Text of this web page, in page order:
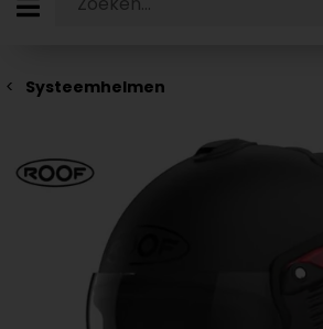
Systeemhelmen